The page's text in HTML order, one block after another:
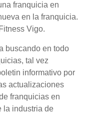
franquicia en
en la franquicia.
Vigo.
buscando en todo
tal vez
informativo por
actualizaciones
franquicias en
la industria de